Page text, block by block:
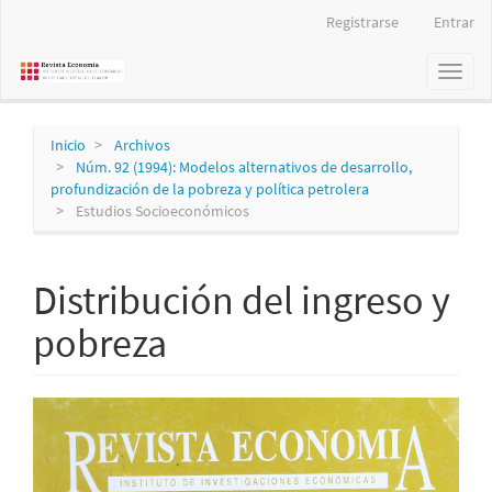
principal
Registrarse Entrar
Toggle
Inicio
Archivos
Núm. 92 (1994): Modelos alternativos de desarrollo,
profundización de la pobreza y política petrolera
Estudios Socioeconómicos
Distribución del ingreso y
pobreza
Barra
lateral